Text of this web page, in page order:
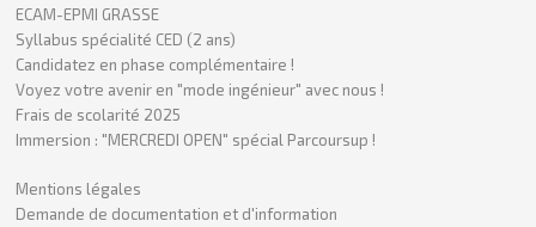
ECAM-EPMI GRASSE
Syllabus spécialité CED (2 ans)
Candidatez en phase complémentaire !
Voyez votre avenir en "mode ingénieur" avec nous !
Frais de scolarité 2025
Immersion : "MERCREDI OPEN" spécial Parcoursup !
Mentions légales
Demande de documentation et d'information